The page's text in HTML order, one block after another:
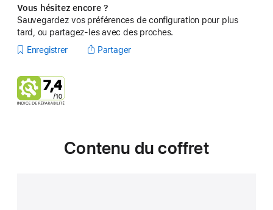
Vous hésitez encore ?
Sauvegardez vos préférences de configuration pour plus
tard, ou partagez-les avec des proches.
Enregistrer
Partager
Contenu du coffret